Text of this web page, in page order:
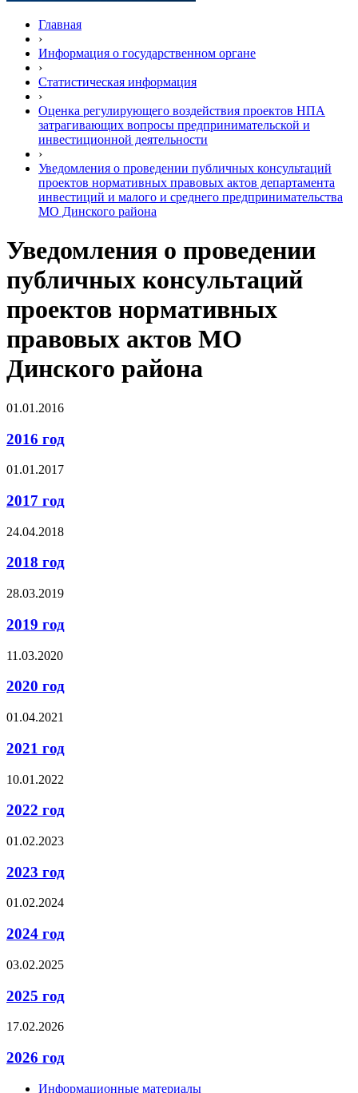
Главная
›
Информация о государственном органе
›
Статистическая информация
›
Оценка регулирующего воздействия проектов НПА
затрагивающих вопросы предпринимательской и
инвестиционной деятельности
›
Уведомления о проведении публичных консультаций
проектов нормативных правовых актов департамента
инвестиций и малого и среднего предпринимательства
МО Динского района
Уведомления о проведении
публичных консультаций
проектов нормативных
правовых актов МО
Динского района
01.01.2016
2016 год
01.01.2017
2017 год
24.04.2018
2018 год
28.03.2019
2019 год
11.03.2020
2020 год
01.04.2021
2021 год
10.01.2022
2022 год
01.02.2023
2023 год
01.02.2024
2024 год
03.02.2025
2025 год
17.02.2026
2026 год
Информационные материалы